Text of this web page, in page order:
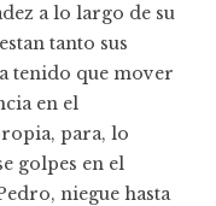
a lo largo de su
tanto sus
tenido que mover
en el
para, lo
golpes en el
niegue hasta